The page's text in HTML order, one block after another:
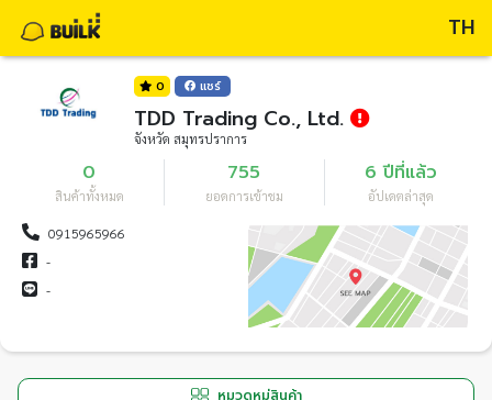
TH
0 แชร์
TDD Trading Co., Ltd.
จังหวัด สมุทรปราการ
0
สินค้าทั้งหมด
755
ยอดการเข้าชม
6 ปีที่แล้ว
อัปเดตล่าสุด
0915965966
-
-
หมวดหมู่สินค้า